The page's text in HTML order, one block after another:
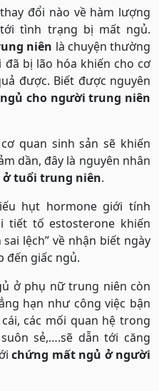
đổi nào về hàm lượng
tình trạng bị mất ngủ.
niên là chuyện thường
bị lão hóa khiến cho cơ
được. Biết được nguyên
cho người trung niên
quan sinh sản sẽ khiến
dần, đây là nguyên nhân
tuổi trung niên.
hụt hormone giới tính
tiết tố estosterone khiến
lệch” về nhận biết ngày
đến giấc ngủ.
ở phụ nữ trung niên còn
hạn như công việc bận
các mối quan hệ trong
sẻ,….sẽ dẫn tới căng
chứng mất ngủ ở người